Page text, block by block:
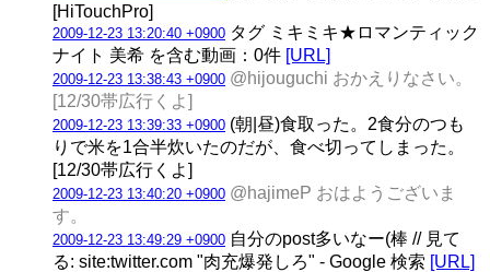
[HiTouchPro]
2009-12-23 13:20:40 +0900 タグ ミキミキ★ロマンティック
ナイト 美希 を含む動画：0件 [URL]
2009-12-23 13:38:43 +0900 @hijouguchi おかえりなさい。
[12/30帯広行くよ]
2009-12-23 13:39:33 +0900 (朝|昼)食取った。2食分のつも
りで米を1合半炊いたのだが、食べ切ってしまった。
[12/30帯広行くよ]
2009-12-23 13:40:20 +0900 @hajimeP おはようございま
す。
2009-12-23 13:49:29 +0900 自分のpost多いなー(棒 // 見て
る: site:twitter.com "肉充爆発しろ" - Google 検索 [URL]